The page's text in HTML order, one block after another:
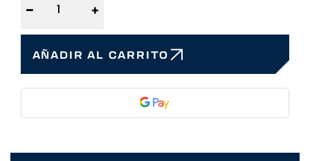
− +
AÑADIR AL CARRITO